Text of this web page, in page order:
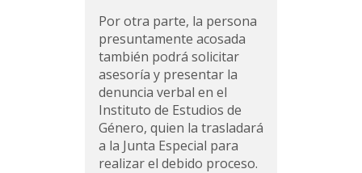
Por otra parte, la persona
presuntamente acosada
también podrá solicitar
asesoría y presentar la
denuncia verbal en el
Instituto de Estudios de
Género, quien la trasladará
a la Junta Especial para
realizar el debido proceso.